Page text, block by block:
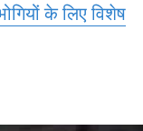
के लिए विशेष